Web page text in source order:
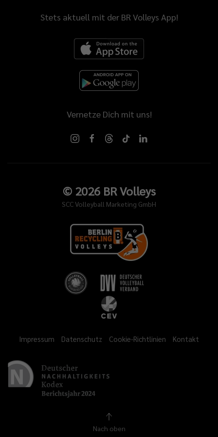
Stets aktuell mit der BR Volleys App!
Vernetze Dich mit uns!
© 2026BR Volleys
SCC Volleyball Marketing GmbH
Impressum Datenschutz Cookie-Richtlinien Kontakt
Nach oben